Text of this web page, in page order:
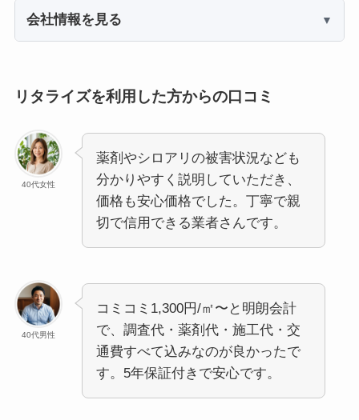
会社情報を見る
リタライズを利用した方からの口コミ
40代女性
薬剤やシロアリの被害状況なども
分かりやすく説明していただき、
価格も安心価格でした。丁寧で親
切で信用できる業者さんです。
40代男性
コミコミ1,300円/㎡〜と明朗会計
で、調査代・薬剤代・施工代・交
通費すべて込みなのが良かったで
す。5年保証付きで安心です。